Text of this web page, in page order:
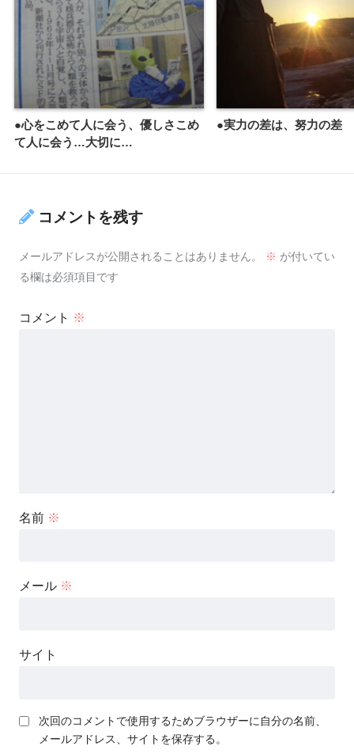
●心をこめて人に会う、優しさこめ
て人に会う…大切に…
●実力の差は、努力の差
コメントを残す
メールアドレスが公開されることはありません。 ※ が付いてい
る欄は必須項目です
コメント ※
名前 ※
メール ※
サイト
次回のコメントで使用するためブラウザーに自分の名前、
メールアドレス、サイトを保存する。